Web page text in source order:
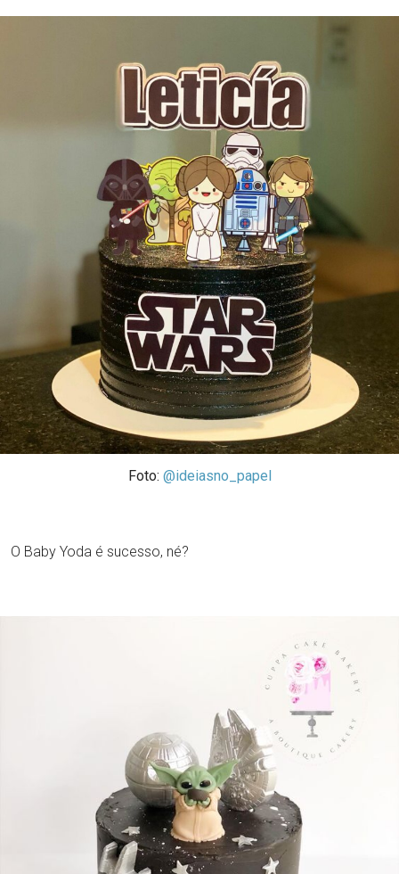
Foto: @ideiasno_papel
O Baby Yoda é sucesso, né?